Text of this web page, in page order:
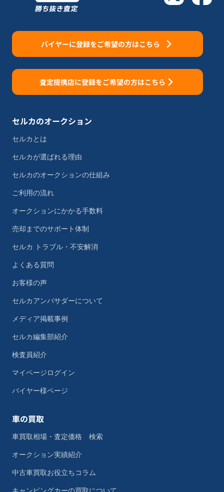
バイヤーに登録をご希望の方はこちら
査定提携店に登録をご希望の方はこちら
セルカのオークション
セルカとは
セルカが選ばれる理由
セルカのオークションの仕組み
ご利用の流れ
オークションにかかる手数料
売却までのサポート体制
セルカ トラブル・不安解消
よくある質問
お客様の声
セルカアンバサダーについて
メディア掲載事例
セルカ編集部紹介
検査員紹介
マイページログイン
バイヤー様ページ
車の買取
車買取相場・査定価格 検索
オークション実績紹介
中古車買取お役立ちコラム